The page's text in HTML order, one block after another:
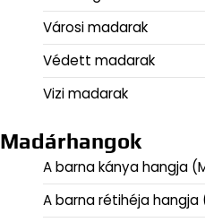
Városi madarak
Védett madarak
Vizi madarak
Madárhangok
A barna kánya hangja
A barna rétihéja hangja